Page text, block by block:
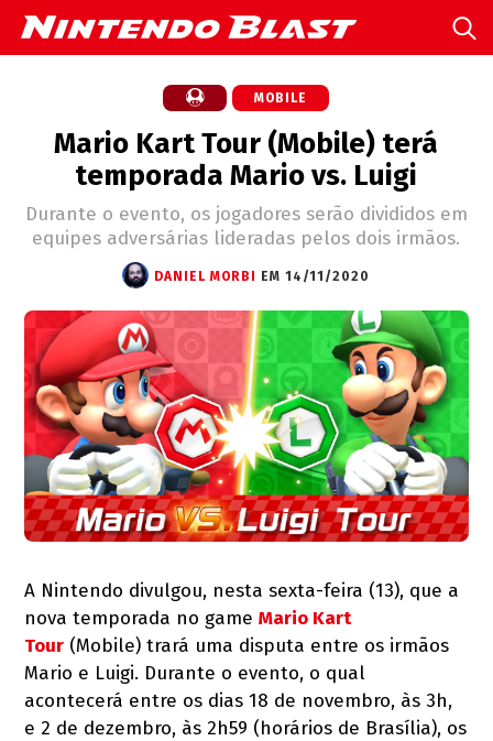
MOBILE
Mario Kart Tour (Mobile) terá
temporada Mario vs. Luigi
Durante o evento, os jogadores serão divididos em
equipes adversárias lideradas pelos dois irmãos.
DANIEL MORBI EM 14/11/2020
A Nintendo divulgou, nesta sexta-feira (13), que a
nova temporada no gameMario Kart
Tour (Mobile) trará uma disputa entre os irmãos
Mario e Luigi. Durante o evento, o qual
acontecerá entre os dias 18 de novembro, às 3h,
e 2 de dezembro, às 2h59 (horários de Brasília), os